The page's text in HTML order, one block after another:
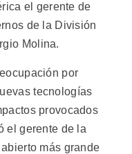
el gerente de
de la División
Molina.
por
tecnologías
provocados
el gerente de la
más grande